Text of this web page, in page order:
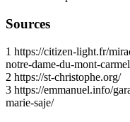
Sources
1 https://citizen-light.fr/
notre-dame-du-mont-
2 https://st-christophe.org/
3 https://emmanuel.info/
marie-saje/